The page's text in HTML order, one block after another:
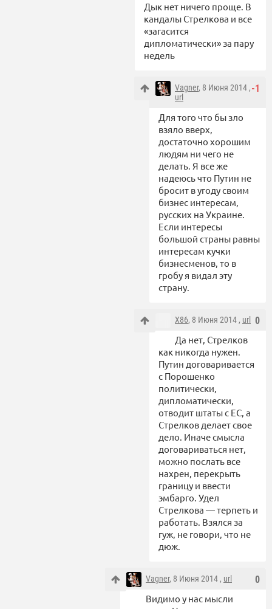
Дык нет ничего проще. В
кандалы Стрелкова и все
«загасится
дипломатически» за пару
недель
-1
Vagner, 8 Июня 2014 ,
url
Для того что бы зло
взяло вверх,
достаточно хорошим
людям ни чего не
делать. Я все же
надеюсь что Путин не
бросит в угоду своим
бизнес интересам,
русских на Украине.
Если интересы
большой страны равны
интересам кучки
бизнесменов, то в
гробу я видал эту
страну.
0
X86, 8 Июня 2014 , url
Да нет, Стрелков
как никогда нужен.
Путин договаривается
с Порошенко
политически,
дипломатически,
отводит штаты с ЕС, а
Стрелков делает свое
дело. Иначе смысла
договариваться нет,
можно послать все
нахрен, перекрыть
границу и ввести
эмбарго. Удел
Стрелкова — терпеть и
работать. Взялся за
гуж, не говори, что не
дюж.
0
Vagner, 8 Июня 2014 , url
Видимо у нас мысли